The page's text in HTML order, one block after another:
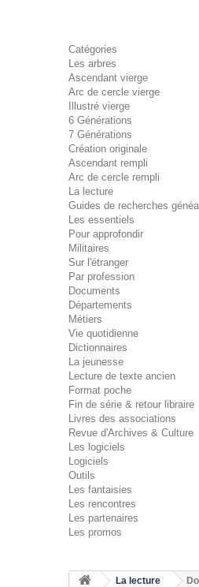
Catégories
Les arbres
Ascendant vierge
Arc de cercle vierge
Illustré vierge
6 Générations
7 Générations
Création originale
Ascendant rempli
Arc de cercle rempli
La lecture
Guides de recherches
Les essentiels
Pour approfondir
Militaires
Sur l'étranger
Par profession
Documents
Départements
Métiers
Vie quotidienne
Dictionnaires
La jeunesse
Lecture de texte ancien
Format poche
Fin de série & retour libraire
Livres des associations
Revue d'Archives & Culture
Les logiciels
Logiciels
Outils
Les fantaisies
Les rencontres
Les partenaires
Les promos
La lecture